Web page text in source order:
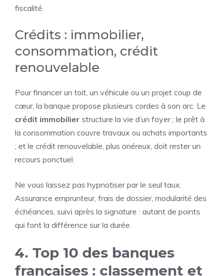
fiscalité.
Crédits : immobilier,
consommation, crédit
renouvelable
Pour financer un toit, un véhicule ou un projet coup de
cœur, la banque propose plusieurs cordes à son arc. Le
crédit immobilier structure la vie d’un foyer ; le prêt à
la consommation couvre travaux ou achats importants
; et le crédit renouvelable, plus onéreux, doit rester un
recours ponctuel.
Ne vous laissez pas hypnotiser par le seul taux.
Assurance emprunteur, frais de dossier, modularité des
échéances, suivi après la signature : autant de points
qui font la différence sur la durée.
4. Top 10 des banques
françaises : classement et